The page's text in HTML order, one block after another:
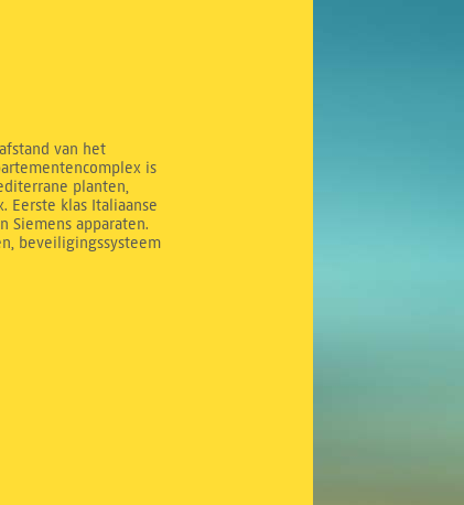
van het
is
planten,
Eerste klas Italiaanse
Siemens apparaten.
beveiligingssysteem